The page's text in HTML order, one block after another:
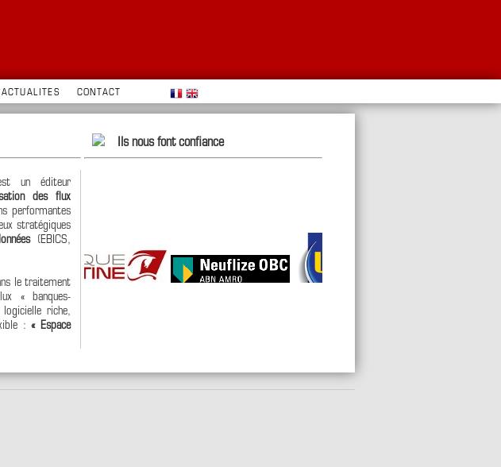
ACTUALITES CONTACT
un éditeur
des flux
performantes
stratégiques
(EBICS,
le traitement
« banques-
riche,
: « Espace
Ils nous font confiance